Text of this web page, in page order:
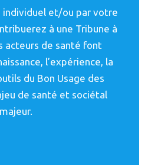
individuel et/ou par votre
à une Tribune à
acteurs de santé font
l’expérience, la
du Bon Usage des
de santé et sociétal
majeur.